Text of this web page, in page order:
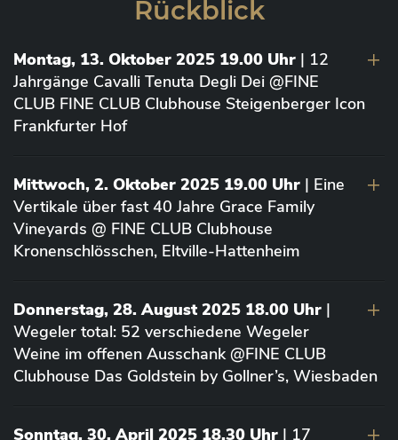
Rückblick
Montag, 13. Oktober 2025 19.00 Uhr | 12
Jahrgänge Cavalli Tenuta Degli Dei @FINE
CLUB FINE CLUB Clubhouse Steigenberger Icon
Frankfurter Hof
Mittwoch, 2. Oktober 2025 19.00 Uhr | Eine
Vertikale über fast 40 Jahre Grace Family
Vineyards @ FINE CLUB Clubhouse
Kronenschlösschen, Eltville-Hattenheim
Donnerstag, 28. August 2025 18.00 Uhr |
Wegeler total: 52 verschiedene Wegeler
Weine im offenen Ausschank @FINE CLUB
Clubhouse Das Goldstein by Gollner’s, Wiesbaden
Sonntag, 30. April 2025 18.30 Uhr | 17